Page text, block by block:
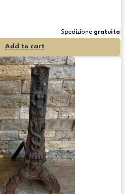
Spedizione gratuita
Add to cart